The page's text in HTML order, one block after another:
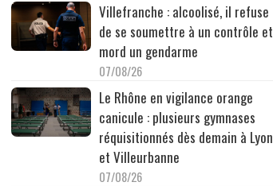
Villefranche : alcoolisé, il refuse
de se soumettre à un contrôle et
mord un gendarme
07/08/26
Le Rhône en vigilance orange
canicule : plusieurs gymnases
réquisitionnés dès demain à Lyon
et Villeurbanne
07/08/26